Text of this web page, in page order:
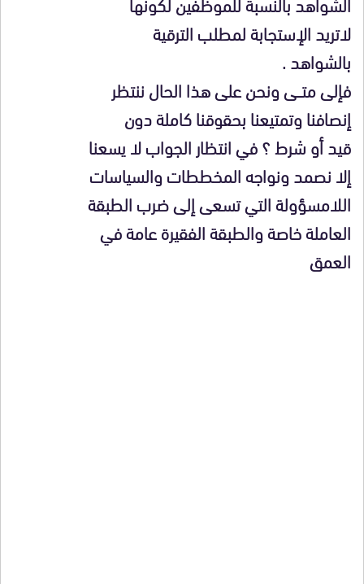
لاتريد الإستجابة لمطلب الترقية
بالشواهد .
فإلى متـــى ونحن على هذا الحال ننتظر
إنصافنا وتمتيعنا بحقوقنا كاملة دون
قيد أو شرط ؟ في انتظار الجواب لا يسعنا
إلا نصمد ونواجه المخططات والسياسات
اللامسؤولة التي تسعى إلى ضرب الطبقة
العاملة خاصة والطبقة الفقيرة عامة في
العمق